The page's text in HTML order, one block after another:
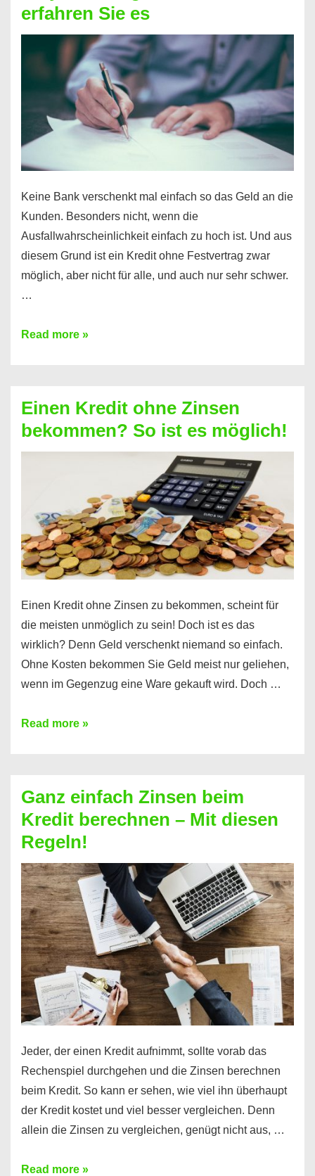
nicht
nur
für
Handy
möglich!
erfahren Sie es
Keine Bank verschenkt mal einfach so das Geld an die
Kunden. Besonders nicht, wenn die
Ausfallwahrscheinlichkeit einfach zu hoch ist. Und aus
diesem Grund ist ein Kredit ohne Festvertrag zwar
möglich, aber nicht für alle, und auch nur sehr schwer.
…
Ist
Festvertrag
für
jeden
erfahren
Sie
es
Read more »
Einen Kredit ohne Zinsen
bekommen? So ist es möglich!
Einen Kredit ohne Zinsen zu bekommen, scheint für
die meisten unmöglich zu sein! Doch ist es das
wirklich? Denn Geld verschenkt niemand so einfach.
Ohne Kosten bekommen Sie Geld meist nur geliehen,
wenn im Gegenzug eine Ware gekauft wird. Doch …
Einen
bekommen?
So
ist
es
möglich!
Read more »
Ganz einfach Zinsen beim
Kredit berechnen – Mit diesen
Regeln!
Jeder, der einen Kredit aufnimmt, sollte vorab das
Rechenspiel durchgehen und die Zinsen berechnen
beim Kredit. So kann er sehen, wie viel ihn überhaupt
der Kredit kostet und viel besser vergleichen. Denn
allein die Zinsen zu vergleichen, genügt nicht aus, …
Ganz
Read more »